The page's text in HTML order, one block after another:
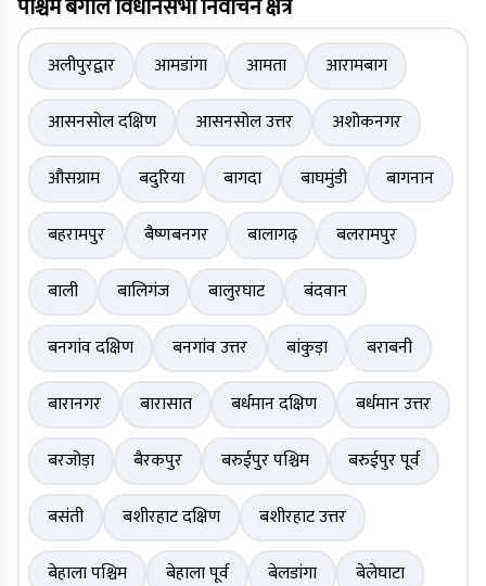
पश्चिम बंगाल विधानसभा निर्वाचन क्षेत्र
अलीपुरद्वार आमडांगा आमता
आरामबाग
आसनसोल दक्षिण
आसनसोल उत्तर
अशोकनगर
औसग्राम
बदुरिया बागदा बाघमुंडी
बागनान
बहरामपुर
बैष्णबनगर बालागढ़
बलरामपुर
बाली
बालिगंज बालुरघाट
बंदवान
बनगांव दक्षिण
बनगांव उत्तर बांकुड़ा
बराबनी
बारानगर
बारासात बर्धमान दक्षिण
बर्धमान उत्तर
बरजोड़ा
बैरकपुर बरुईपुर पश्चिम
बरुईपुर पूर्व
बसंती
बशीरहाट दक्षिण
बशीरहाट उत्तर
बेहाला पश्चिम
बेहाला पूर्व बेलडांगा
बेलेघाटा